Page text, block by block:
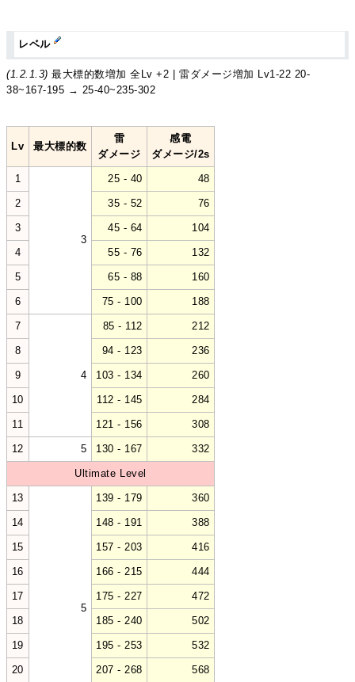
レベル
(1.2.1.3) 最大標的数増加 全Lv +2 | 雷ダメージ増加 Lv1-22 20-
38~167-195 → 25-40~235-302
Lv 最大標的数
雷
ダメージ
感電
ダメージ/2s
1
3
25 - 40 48
2 35 - 52 76
3 45 - 64 104
4 55 - 76 132
5 65 - 88 160
6 75 - 100 188
7
4
85 - 112 212
8 94 - 123 236
9 103 - 134 260
10 112 - 145 284
11 121 - 156 308
12 5 130 - 167 332
Ultimate Level
13
5
139 - 179 360
14 148 - 191 388
15 157 - 203 416
16 166 - 215 444
17 175 - 227 472
18 185 - 240 502
19 195 - 253 532
20 207 - 268 568